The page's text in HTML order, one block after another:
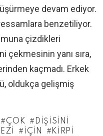
devam ediyor.
ressamlara benzetiliyor.
çizdikleri
çekmesinin yanı sıra,
kaçmadı. Erkek
oldukça gelişmiş
ÇOK
DIŞISINI
İÇIN
KIRPI